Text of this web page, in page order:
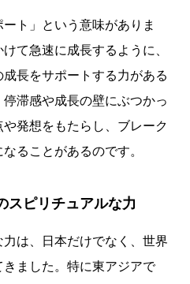
ト」という意味がありま
て急速に成長するように、
長をサポートする力がある
滞感や成長の壁にぶつかっ
発想をもたらし、ブレーク
ることがあるのです。
スピリチュアルな力
は、日本だけでなく、世界
ました。特に東アジアで